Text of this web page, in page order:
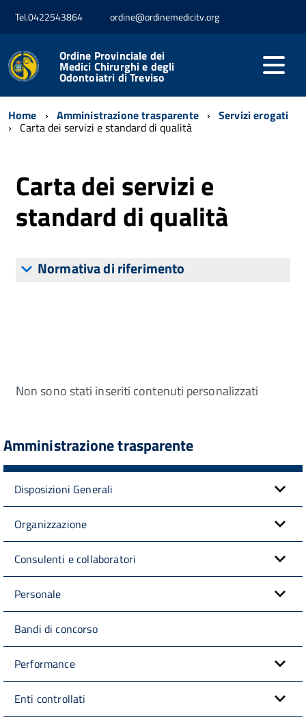
Tel.0422543864 ordine@ordinemedicitv.org
Ordine Provinciale dei
Medici Chirurghi e degli
Odontoiatri di Treviso
Home Amministrazione trasparente Servizi erogati
Carta dei servizi e standard di qualità
Carta dei servizi e
standard di qualità
Normativa di riferimento
Non sono stati inseriti contenuti personalizzati
Amministrazione trasparente
Disposizioni Generali
Organizzazione
Consulenti e collaboratori
Personale
Bandi di concorso
Performance
Enti controllati